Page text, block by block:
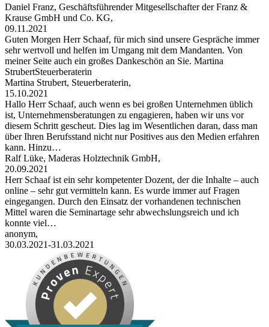
Daniel Franz, Geschäftsführender Mitgesellschafter der Franz &
Krause GmbH und Co. KG,
09.11.2021
Guten Morgen Herr Schaaf, für mich sind unsere Gespräche immer
sehr wertvoll und helfen im Umgang mit dem Mandanten. Von
meiner Seite auch ein großes Dankeschön an Sie. Martina
StrubertSteuerberaterin
Martina Strubert, Steuerberaterin,
15.10.2021
Hallo Herr Schaaf, auch wenn es bei großen Unternehmen üblich
ist, Unternehmensberatungen zu engagieren, haben wir uns vor
diesem Schritt gescheut. Dies lag im Wesentlichen daran, dass man
über Ihren Berufsstand nicht nur Positives aus den Medien erfahren
kann. Hinzu…
Ralf Lüke, Maderas Holztechnik GmbH,
20.09.2021
Herr Schaaf ist ein sehr kompetenter Dozent, der die Inhalte – auch
online – sehr gut vermitteln kann. Es wurde immer auf Fragen
eingegangen. Durch den Einsatz der vorhandenen technischen
Mittel waren die Seminartage sehr abwechslungsreich und ich
konnte viel…
anonym,
30.03.2021-31.03.2021